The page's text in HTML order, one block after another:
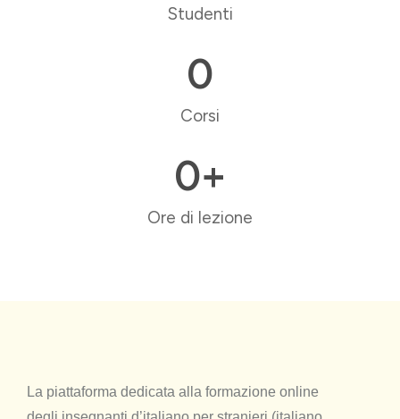
Studenti
0
Corsi
0+
Ore di lezione
La piattaforma dedicata alla formazione online